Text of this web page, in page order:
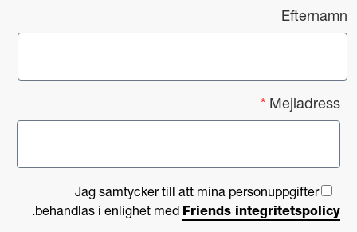
Efternamn
Mejladress
*
r
K
r
Jag samtycker till att mina personuppgifter
behandlas i enlighet med Friends integritetspolicy
.